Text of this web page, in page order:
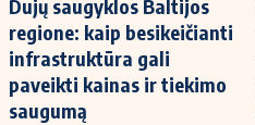
Dujų saugyklos Baltijos
regione: kaip besikeičianti
infrastruktūra gali
paveikti kainas ir tiekimo
saugumą